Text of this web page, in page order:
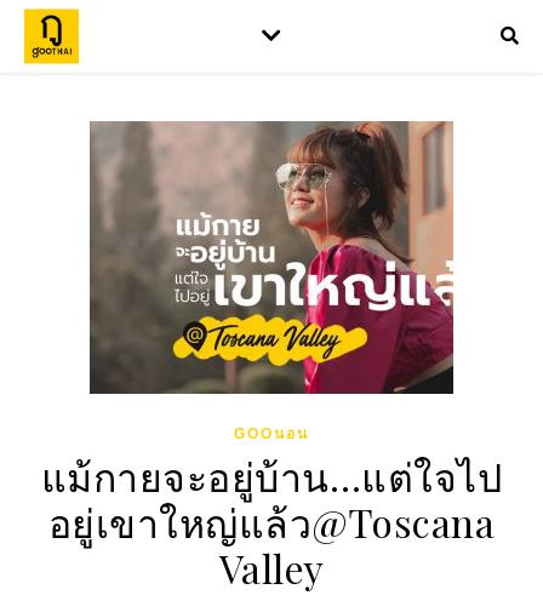
GOOนอน
แม้กายจะอยู่บ้าน…แต่ใจไป
อยู่เขาใหญ่แล้ว@Toscana
Valley